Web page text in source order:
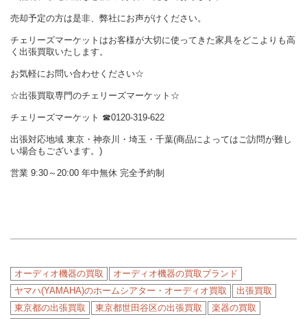
売却予定の方は是非、弊社にお声がけください。
チェリーズマーケットはお客様が大切に使ってきた家具をどこよりも高
く出張買取いたします。
お気軽にお問い合わせください☆
☆出張買取専門のチェリーズマーケット☆
チェリーズマーケット ☎︎0120-319-622
出張対応地域 東京・神奈川・埼玉・千葉(商品によってはご訪問が難し
い場合もございます。)
営業 9:30～20:00 年中無休 完全予約制
オーディオ機器の買取
オーディオ機器の買取ブランド
ヤマハ(YAMAHA)のホームシアター・オーディオ買取
出張買取
東京都の出張買取
東京都世田谷区の出張買取
楽器の買取